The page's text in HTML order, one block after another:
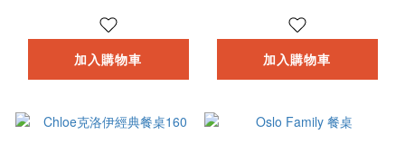
加入購物車 加入購物車